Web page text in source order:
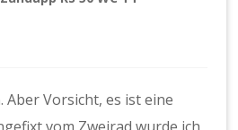
Aber Vorsicht, es ist eine